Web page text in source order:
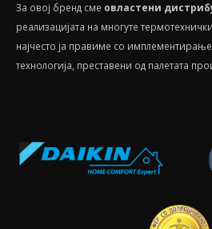
За овој бренд сме овластени
реализацијата на многуте
најчесто ја правиме со
технологија, преставени од палетата